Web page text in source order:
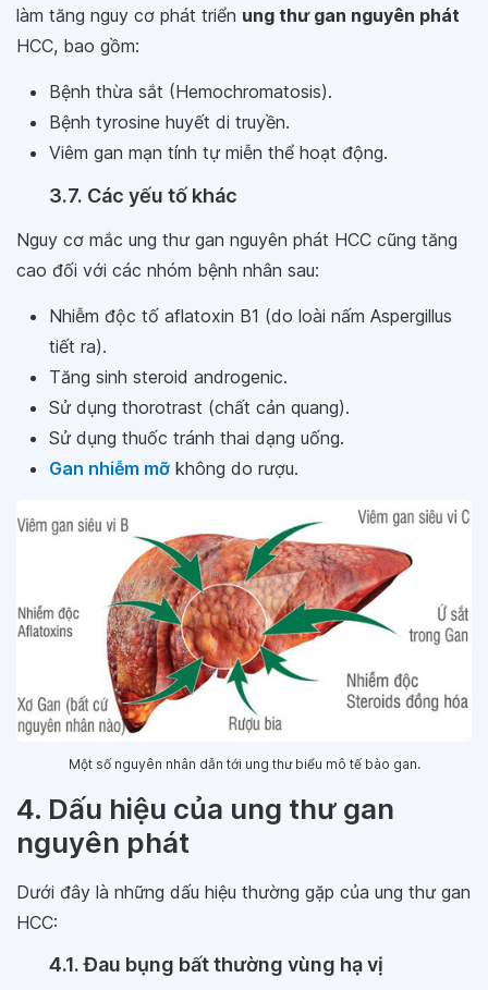
làm tăng nguy cơ phát triển ung thư gan nguyên phát
HCC, bao gồm:
Bệnh thừa sắt (Hemochromatosis).
Bệnh tyrosine huyết di truyền.
Viêm gan mạn tính tự miễn thể hoạt động.
3.7. Các yếu tố khác
Nguy cơ mắc ung thư gan nguyên phát HCC cũng tăng
cao đối với các nhóm bệnh nhân sau:
Nhiễm độc tố aflatoxin B1 (do loài nấm Aspergillus
tiết ra).
Tăng sinh steroid androgenic.
Sử dụng thorotrast (chất cản quang).
Sử dụng thuốc tránh thai dạng uống.
Gan nhiễm mỡ không do rượu.
Một số nguyên nhân dẫn tới ung thư biểu mô tế bào gan.
4. Dấu hiệu của ung thư gan
nguyên phát
Dưới đây là những dấu hiệu thường gặp của ung thư gan
HCC:
4.1. Đau bụng bất thường vùng hạ vị